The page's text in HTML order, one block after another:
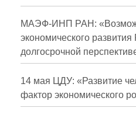
Научная жизнь
Проблемы
О журнале
Номера
МАЭФ-ИНП РАН:
экономического
долгосрочной
14 мая ЦДУ: «Развитие
фактор экономического